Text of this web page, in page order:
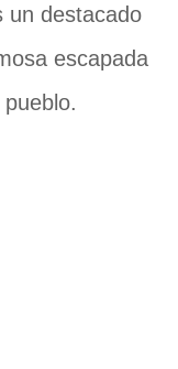
un destacado
escapada